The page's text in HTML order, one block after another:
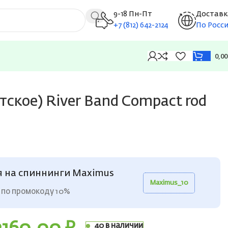
9-18 Пн-Пт
+7 (812) 642-2124
По
River Band Compact rod
на спиннинги Maximus
промокоду 10%
Maximus_10
40 в наличии